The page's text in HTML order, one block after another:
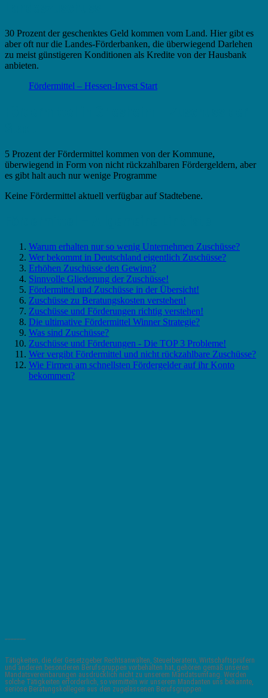
30 Prozent der geschenktes Geld kommen vom Land. Hier gibt es
aber oft nur die Landes-Förderbanken, die überwiegend Darlehen
zu meist günstigeren Konditionen als Kredite von der Hausbank
anbieten.
Fördermittel – Hessen-Invest Start
5 Prozent der Fördermittel kommen von der Kommune,
überwiegend in Form von nicht rückzahlbaren Fördergeldern, aber
es gibt halt auch nur wenige Programme
Keine Fördermittel aktuell verfügbar auf Stadtebene.
Warum erhalten nur so wenig Unternehmen Zuschüsse?
Wer bekommt in Deutschland eigentlich Zuschüsse?
Erhöhen Zuschüsse den Gewinn?
Sinnvolle Gliederung der Zuschüsse!
Fördermittel und Zuschüsse in der Übersicht!
Zuschüsse zu Beratungskosten verstehen!
Zuschüsse und Förderungen richtig verstehen!
Die ultimative Fördermittel Winner Strategie?
Was sind Zuschüsse?
Zuschüsse und Förderungen - Die TOP 3 Probleme!
Wer vergibt Fördermittel und nicht rückzahlbare Zuschüsse?
Wie Firmen am schnellsten Fördergelder auf ihr Konto
bekommen?
Tätigkeiten, die der Gesetzgeber Rechtsanwälten, Steuerberatern, Wirtschaftsprüfern
und anderen besonderen Berufsgruppen vorbehalten hat, gehören gemäß unseren
Mandatsvereinbarungen ausdrücklich nicht zu unserem Mandatsumfang. Werden
solche Tätigkeiten erforderlich, so vermitteln wir unserem Mandanten uns bekannte,
seriöse Beratungskollegen aus den zugelassenen Berufsgruppen.